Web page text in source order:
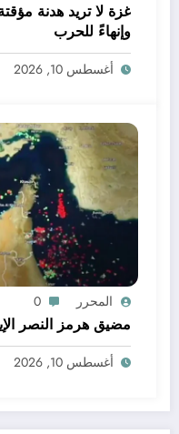
غزة لا تريد هدنة
وإنهاءً للحرب
أغسطس 10, 2026
المحرر 0
مضيق هرمز النصر
أغسطس 10, 2026